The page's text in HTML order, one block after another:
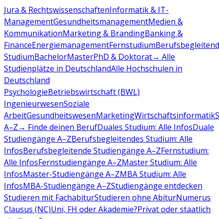
Jura & RechtswissenschaftenInformatik & IT-
ManagementGesundheitsmanagementMedien &
KommunikationMarketing & BrandingBanking &
FinanceEnergiemanagementFernstudiumBerufsbegleitend
StudiumBachelorMasterPhD & Doktorat→ Alle
Studienplätze in DeutschlandAlle Hochschulen in
Deutschland
PsychologieBetriebswirtschaft (BWL)
IngenieurwesenSoziale
ArbeitGesundheitswesenMarketingWirtschaftsinformatik
A–Z→ Finde deinen BerufDuales Studium: Alle InfosDuale
Studiengänge A–ZBerufsbegleitendes Studium: Alle
InfosBerufsbegleitende Studiengänge A–ZFernstudium:
Alle InfosFernstudiengänge A–ZMaster Studium: Alle
InfosMaster-Studiengänge A–ZMBA Studium: Alle
InfosMBA-Studiengänge A–ZStudiengänge entdecken
Studieren mit FachabiturStudieren ohne AbiturNumerus
Clausus (NC)Uni, FH oder Akademie?Privat oder staatlich